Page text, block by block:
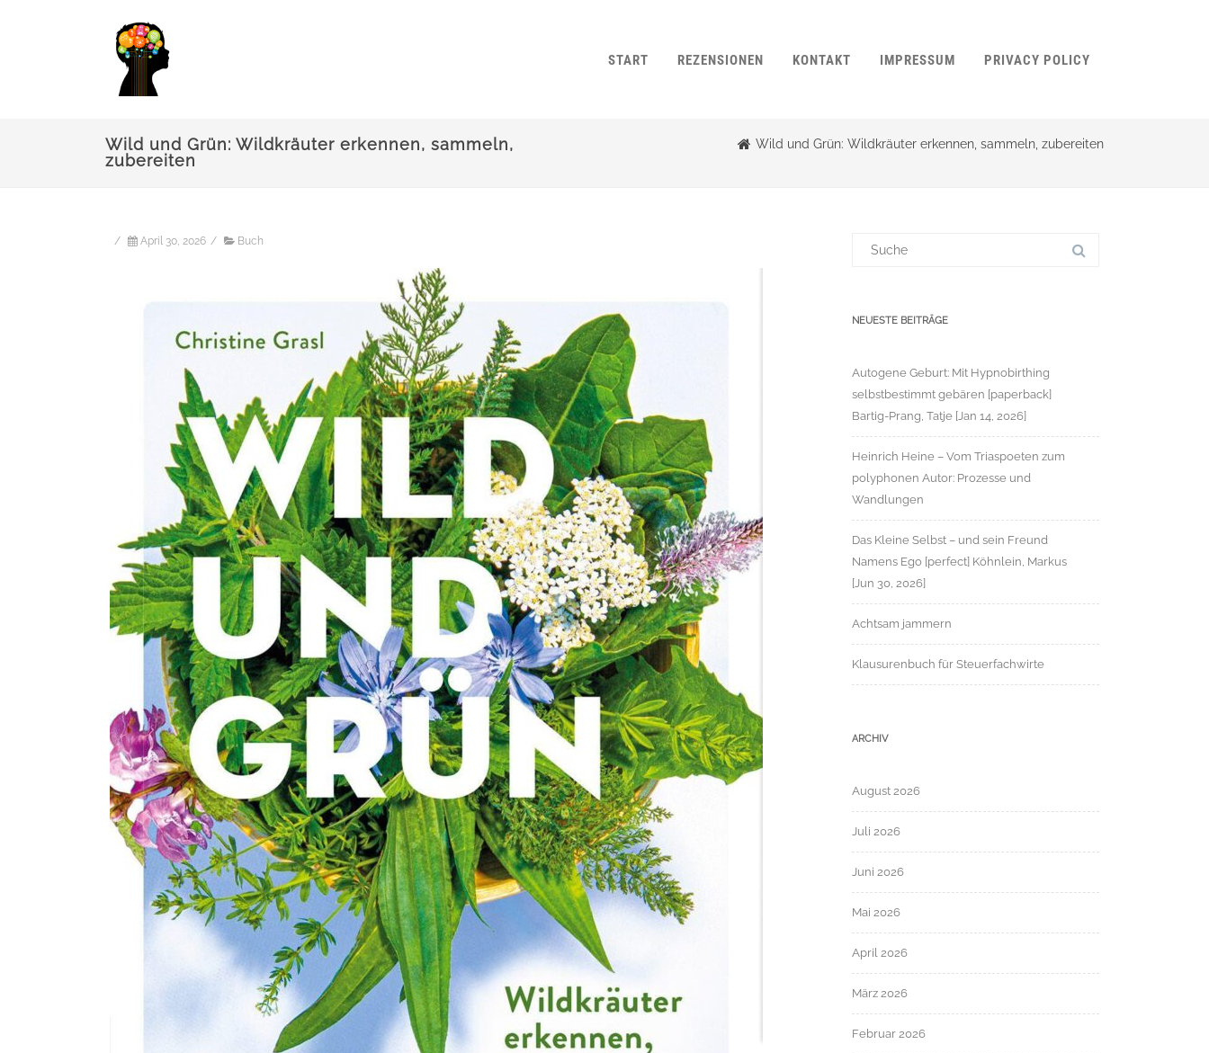
START REZENSIONEN KONTAKT IMPRESSUM PRIVACY POLICY
Wild und Grün: Wildkräuter erkennen, sammeln,
zubereiten
Wild und Grün: Wildkräuter erkennen, sammeln, zubereiten
/ April 30, 2026 / Buch
NEUESTE BEITRÄGE
Autogene Geburt: Mit Hypnobirthing
selbstbestimmt gebären [paperback]
Bartig-Prang, Tatje [Jan 14, 2026]
Heinrich Heine – Vom Triaspoeten zum
polyphonen Autor: Prozesse und
Wandlungen
Das Kleine Selbst – und sein Freund
Namens Ego [perfect] Köhnlein, Markus
[Jun 30, 2026]
Achtsam jammern
Klausurenbuch für Steuerfachwirte
ARCHIV
August 2026
Juli 2026
Juni 2026
Mai 2026
April 2026
März 2026
Februar 2026